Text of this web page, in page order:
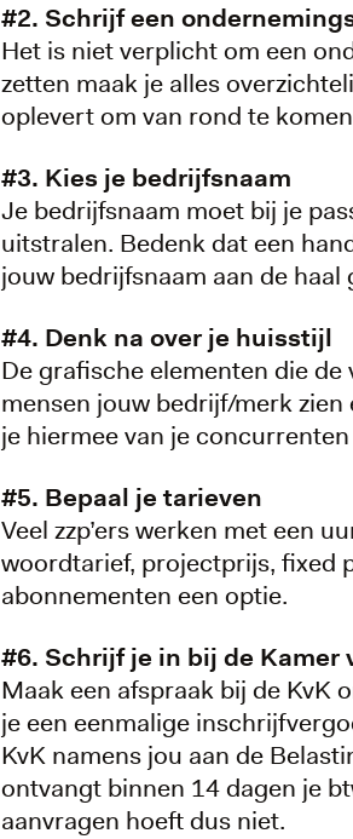
#2. Schrijf een
Het is niet verplicht om een
zetten maak je alles
oplevert om van rond te
#3. Kies je bedrijfsnaam
Je bedrijfsnaam moet bij je
uitstralen. Bedenk dat een
jouw bedrijfsnaam aan de
#4. Denk na over je huisstijl
De grafische elementen die
mensen jouw bedrijf/merk
je hiermee van je
#5. Bepaal je tarieven
Veel zzp’ers werken met een
woordtarief, projectprijs, fixed
abonnementen een optie.
#6. Schrijf je in bij de Kamer
Maak een afspraak bij de KvK
je een eenmalige
KvK namens jou aan de
ontvangt binnen 14 dagen je
aanvragen hoeft dus niet.